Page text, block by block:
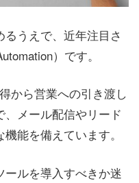
うえで、近年注目さ
）です。
から営業への引き渡し
メール配信やリード
能を備えています。
ルを導入すべきか迷